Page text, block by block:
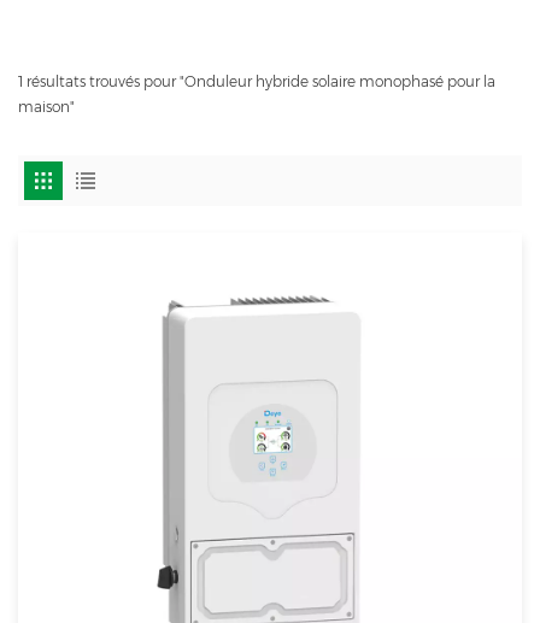
1 résultats trouvés pour "Onduleur hybride solaire monophasé pour la
maison"